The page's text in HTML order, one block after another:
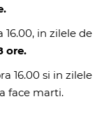
in zilele de
ore.
16.00 si in zilele
face marti.